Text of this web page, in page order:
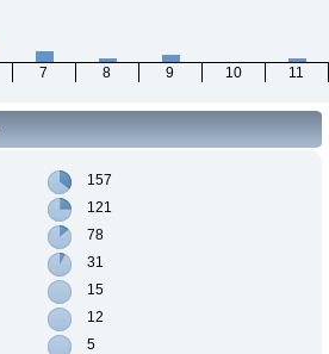
7 8 9 10 11
157
121
78
31
15
12
5